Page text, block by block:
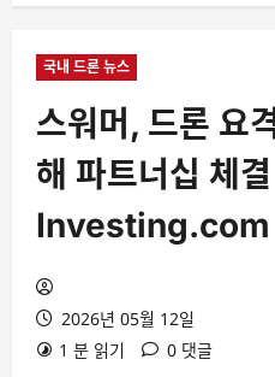
국내 드론 뉴스
스워머, 드론 요
해 파트너십 체
Investing.com
2026년 05월 12일
1 분 읽기
0 댓글